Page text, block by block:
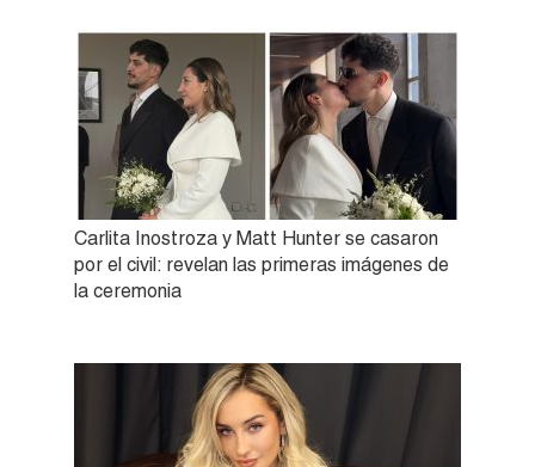
Carlita Inostroza y Matt Hunter se casaron
por el civil: revelan las primeras imágenes de
la ceremonia